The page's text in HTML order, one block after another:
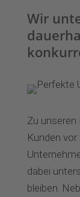
Wir
Zu unseren
Kunden
dabei
bleiben.